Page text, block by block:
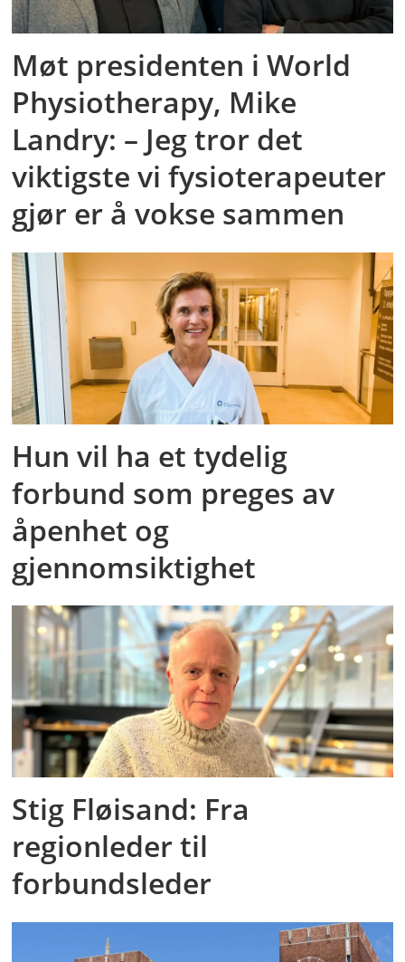
Møt presidenten i World
Physiotherapy, Mike
Landry: – Jeg tror det
viktigste vi fysioterapeuter
gjør er å vokse sammen
Hun vil ha et tydelig
forbund som preges av
åpenhet og
gjennomsiktighet
Stig Fløisand: Fra
regionleder til
forbundsleder